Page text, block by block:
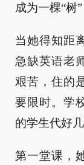
成为一棵“树
当她得知距
急缺英语老
艰苦，住的
要限时。学
的学生代好几
第一堂课，